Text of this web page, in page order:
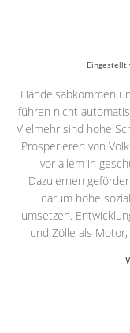
Handelsabkommen
führen nicht
Vielmehr sind hohe
Prosperieren von
vor allem in
Dazulernen
darum hohe
umsetzen.
und Zölle als